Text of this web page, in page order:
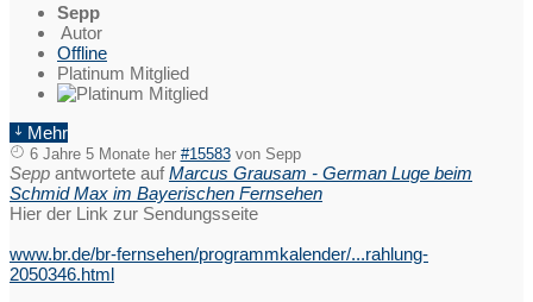
Sepp
Autor
Offline
Platinum Mitglied
Mehr
6 Jahre 5 Monate her #15583 von Sepp
Sepp antwortete aufMarcus Grausam - German Luge beim
Schmid Max im Bayerischen Fernsehen
Hier der Link zur Sendungsseite
www.br.de/br-fernsehen/programmkalender/...rahlung-
2050346.html